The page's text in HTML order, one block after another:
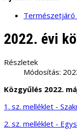
Természetjáró
2022. évi
Részletek
Módosítás:
Közgyűlés 2022.
1. sz. melléklet -
2. sz. melléklet -